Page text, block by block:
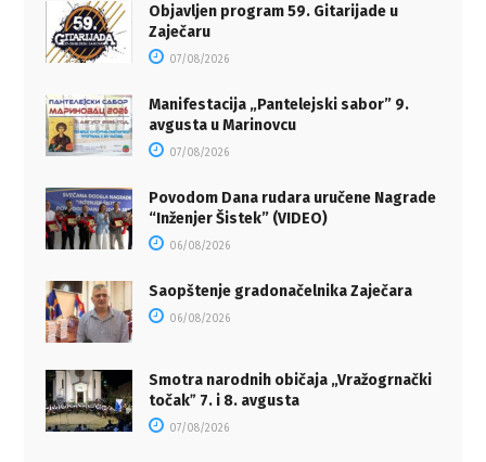
Objavljen program 59. Gitarijade u
Zaječaru
07/08/2026
Manifestacija „Pantelejski sabor” 9.
avgusta u Marinovcu
07/08/2026
Povodom Dana rudara uručene Nagrade
“Inženjer Šistek” (VIDEO)
06/08/2026
Saopštenje gradonačelnika Zaječara
06/08/2026
Smotra narodnih običaja „Vražogrnački
točakˮ 7. i 8. avgusta
07/08/2026